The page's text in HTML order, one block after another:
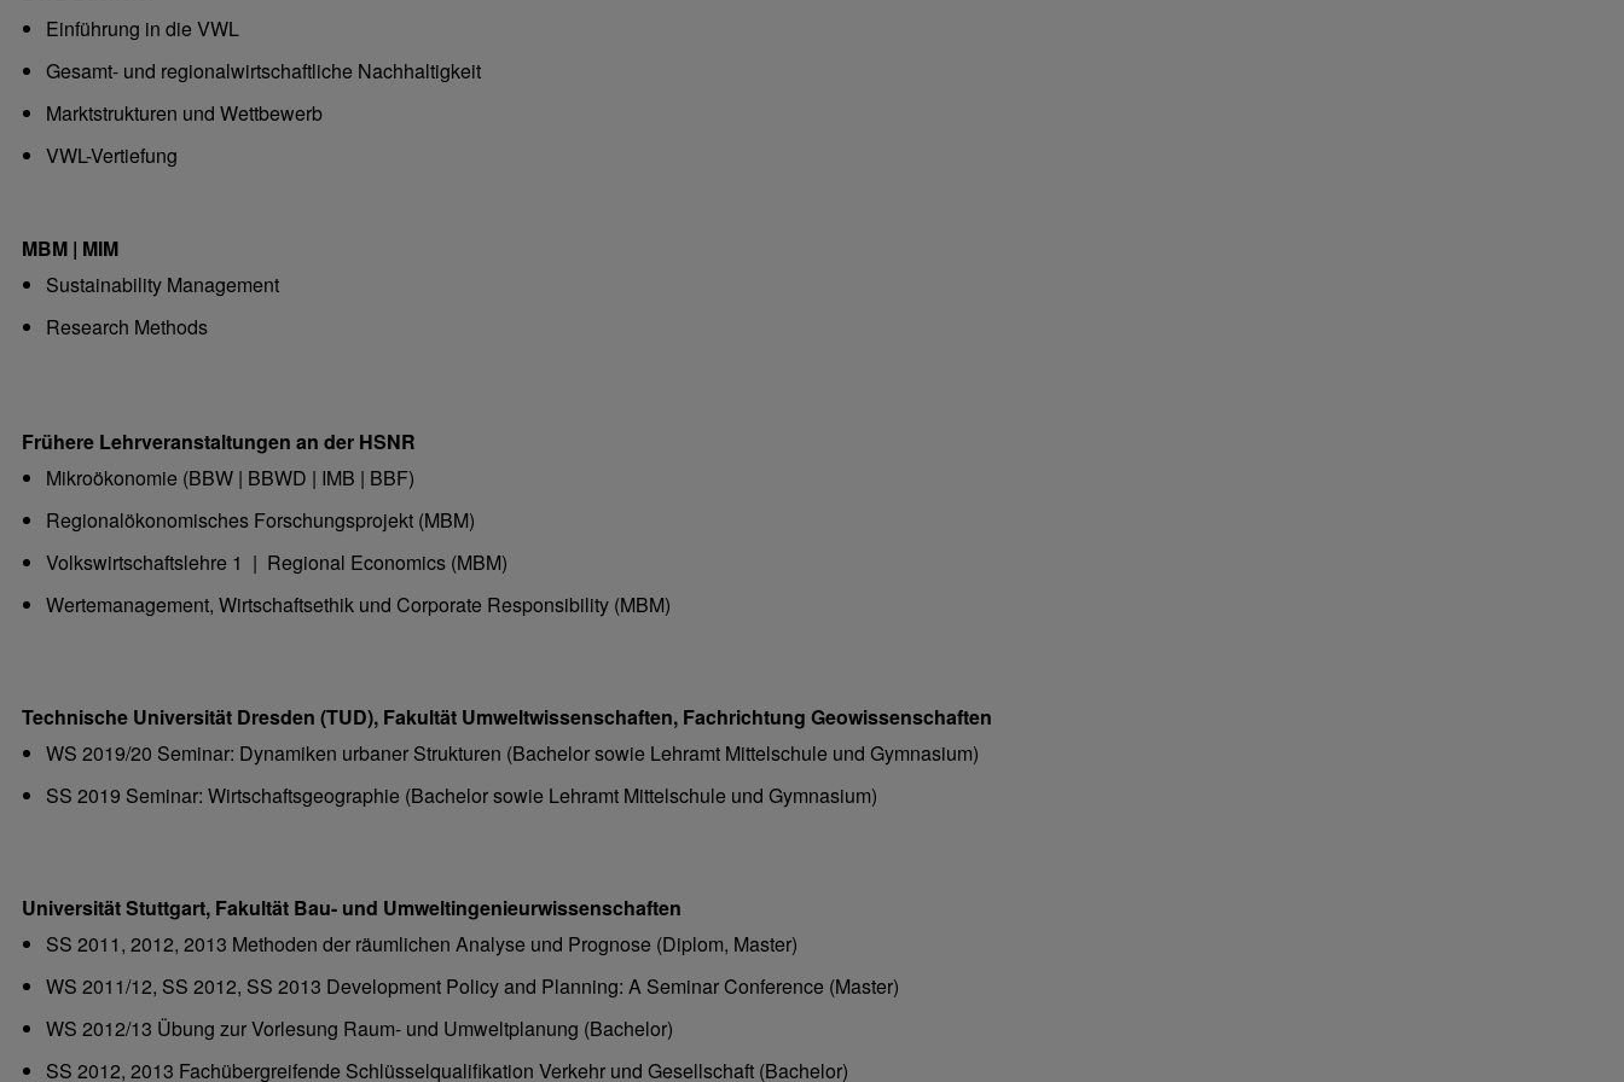
Einführung in die VWL
Gesamt- und regionalwirtschaftliche Nachhaltigkeit
Marktstrukturen und Wettbewerb
VWL-Vertiefung
MBM | MIM
Sustainability Management
Research Methods
Frühere Lehrveranstaltungen an der HSNR
Mikroökonomie (BBW | BBWD | IMB | BBF)
Regionalökonomisches Forschungsprojekt (MBM)
Volkswirtschaftslehre 1 | Regional Economics (MBM)
Wertemanagement, Wirtschaftsethik und Corporate Responsibility (MBM)
Technische Universität Dresden (TUD), Fakultät Umweltwissenschaften, Fachrichtung Geowissenschaften
WS 2019/20 Seminar: Dynamiken urbaner Strukturen (Bachelor sowie Lehramt Mittelschule und Gymnasium)
SS 2019 Seminar: Wirtschaftsgeographie (Bachelor sowie Lehramt Mittelschule und Gymnasium)
Universität Stuttgart, Fakultät Bau- und Umweltingenieurwissenschaften
SS 2011, 2012, 2013 Methoden der räumlichen Analyse und Prognose (Diplom, Master)
WS 2011/12, SS 2012, SS 2013 Development Policy and Planning: A Seminar Conference (Master)
WS 2012/13 Übung zur Vorlesung Raum- und Umweltplanung (Bachelor)
SS 2012, 2013 Fachübergreifende Schlüsselqualifikation Verkehr und Gesellschaft (Bachelor)